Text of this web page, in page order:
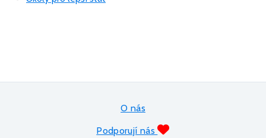
O nás
Podporují nás